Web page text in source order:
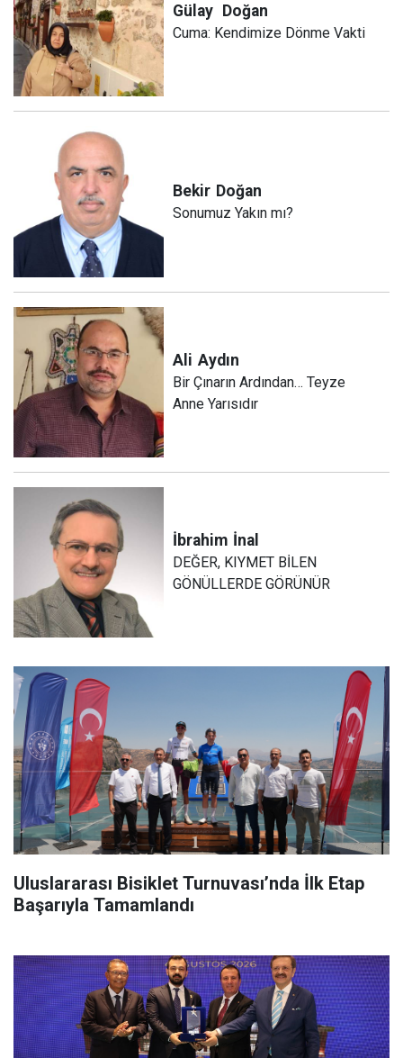
Gülay Doğan
Cuma: Kendimize Dönme Vakti
Bekir Doğan
Sonumuz Yakın mı?
Ali Aydın
Bir Çınarın Ardından… Teyze
Anne Yarısıdır
İbrahim İnal
DEĞER, KIYMET BİLEN
GÖNÜLLERDE GÖRÜNÜR
Uluslararası Bisiklet Turnuvası’nda İlk Etap
Başarıyla Tamamlandı